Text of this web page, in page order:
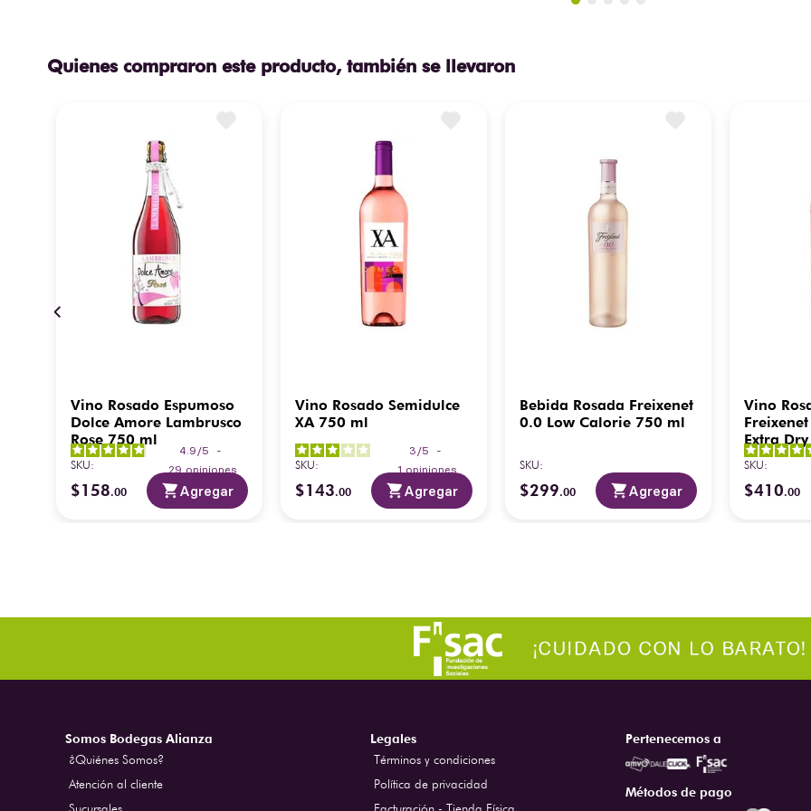
Quienes compraron este producto, también se llevaron
Vino Rosado Espumoso
Dolce Amore Lambrusco
Rose 750 ml
4.9 /5
-
29 opiniones
SKU:
$158.00 Agregar
Vino Rosado Semidulce
XA 750 ml
3 /5
-
1 opiniones
SKU:
$143.00 Agregar
Bebida Rosada Freixenet
0.0 Low Calorie 750 ml
SKU:
$299.00 Agregar
Vino
Extra
SKU:
$410.00
Somos Bodegas Alianza
¿Quiénes Somos?
Atención al cliente
Legales
Términos y condiciones
Política de privacidad
Pertenecemos a
Métodos de pago